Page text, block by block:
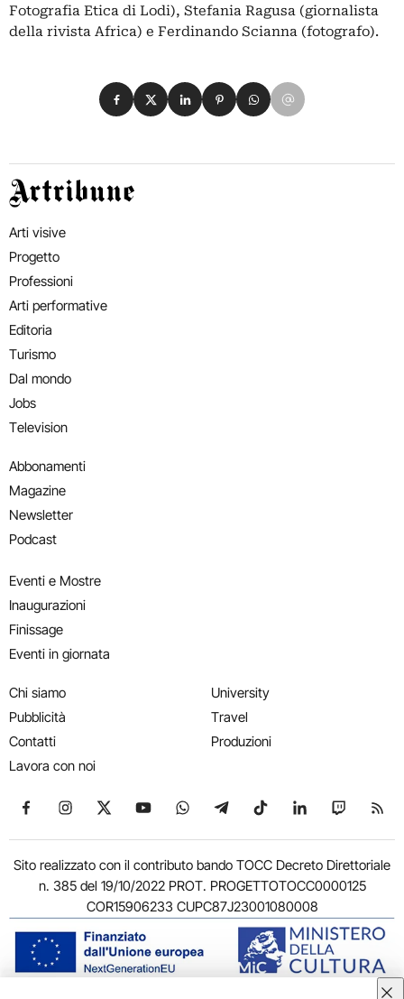
Fotografia Etica di Lodi), Stefania Ragusa (giornalista
della rivista Africa) e Ferdinando Scianna (fotografo).
Condividi su Facebook
Condividi su X
Condividi su LinkedIn
Condividi su Pinterest
Condividi su WhatsApp
Condividi su Email
Artribune
Arti visive
Progetto
Professioni
Arti performative
Editoria
Turismo
Dal mondo
Jobs
Television
Abbonamenti
Magazine
Newsletter
Podcast
Eventi e Mostre
Inaugurazioni
Finissage
Eventi in giornata
Chi siamo
Pubblicità
Contatti
Lavora con noi
University
Travel
Produzioni
Seguici su Facebook
Seguici su Instagram
Seguici su X
Seguici su YouTube
Seguici su WhatsApp
Seguici su Telegram
Seguici su TikTok
Seguici su
Seguici
Sito realizzato con il contributo bando TOCC Decreto Direttoriale
n. 385 del 19/10/2022 PROT. PROGETTOTOCC0000125
COR15906233 CUPC87J23001080008